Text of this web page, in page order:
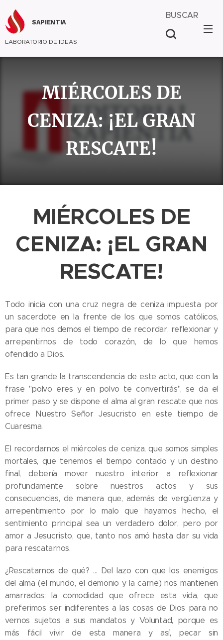
SAPIENTIA
LABORATORIO DE IDEAS
BUSCAR
MIÉRCOLES DE
CENIZA: ¡EL GRAN
RESCATE!
MIÉRCOLES DE
CENIZA: ¡EL GRAN
RESCATE!
Todo inicia con una cruz negra de ceniza impuesta por
un sacerdote en la frente de los que somos católicos,
para que nos demos el tiempo de recordar, reflexionar y
arrepentirnos de todo corazón, de lo que hemos
ofendido a Dios.
Es tan grande la transcendencia de este acto, que con la
frase "polvo eres y en polvo te convertirás", se da el
primer paso y se dispone el alma al gran rescate que nos
ofrece Nuestro Señor Jesucristo en este tiempo de
Cuaresma.
El recordarnos el miércoles de ceniza, que somos simples
mortales, que tenemos el tiempo contado y un destino
final, debería mover nuestro interior a reflexionar
profundamente sobre nuestros actos y sus
consecuencias, de manera que, además de vergüenza y
arrepentimiento por lo malo que hayamos hecho, el
sentimiento principal sea un verdadero dolor, pero por
amor a Jesucristo, que, tanto nos amó hasta dar su vida
para rescatarnos.
¿Rescatarnos de qué? … Del lazo con que los enemigos
del alma (el mundo, el demonio y la carne) nos mantienen
amarrados: la comodidad que ofrece esta vida, que
preferimos ser indiferentes a las cosas de Dios para no
vernos sujetos a sus mandatos y Voluntad, porque es
más fácil vivir de esta manera y así, pecar sin